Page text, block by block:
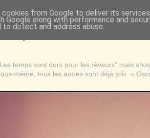
temps sont durs pour les rêveurs" mais
même, tous les autres sont déjà pris. »
from Google to deliver its
Google along with performance and
detect and address abuse.